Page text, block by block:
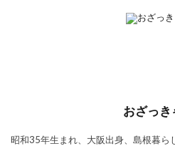
おざっき
昭和35年生まれ、大阪出身、島根暮ら